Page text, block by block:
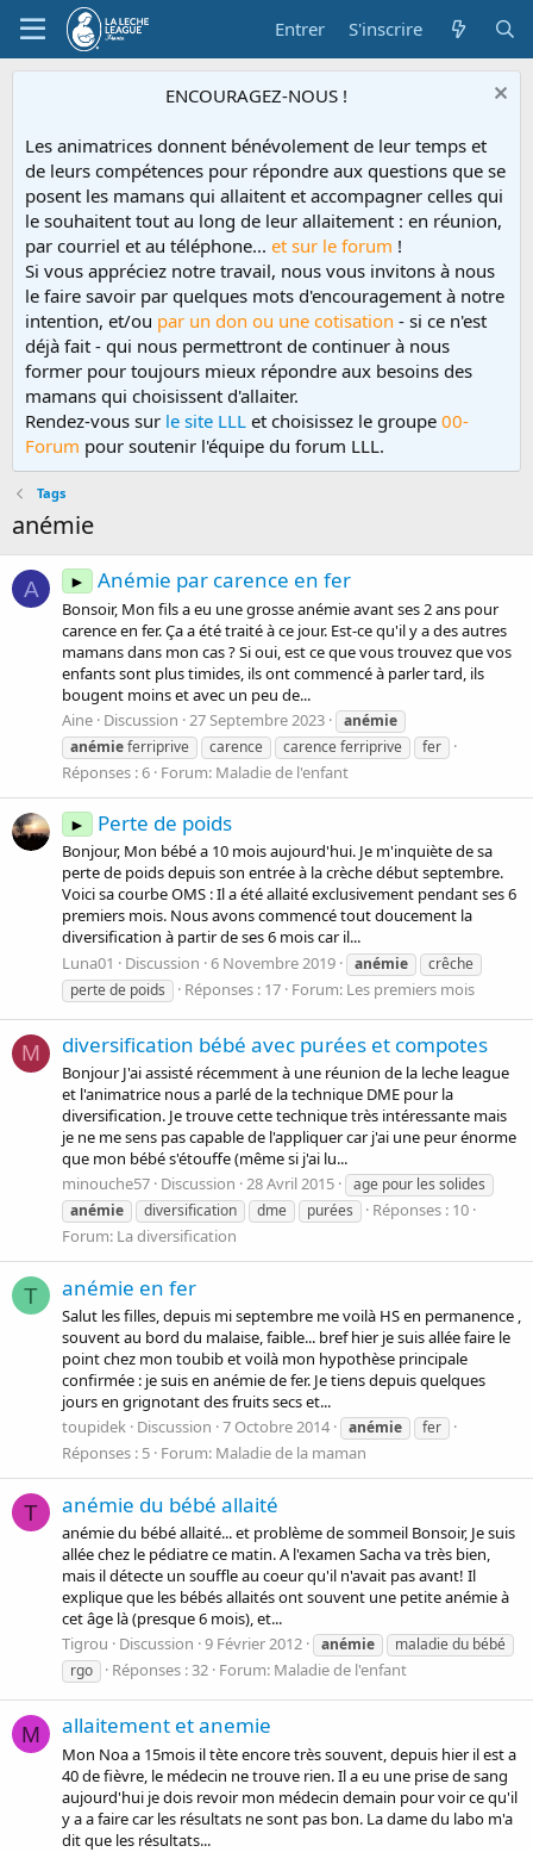
Entrer S'inscrire
ENCOURAGEZ-NOUS !
Les animatrices donnent bénévolement de leur temps et
de leurs compétences pour répondre aux questions que se
posent les mamans qui allaitent et accompagner celles qui
le souhaitent tout au long de leur allaitement : en réunion,
par courriel et au téléphone... et sur le forum !
Si vous appréciez notre travail, nous vous invitons à nous
le faire savoir par quelques mots d'encouragement à notre
intention, et/ou par un don ou une cotisation - si ce n'est
déjà fait - qui nous permettront de continuer à nous
former pour toujours mieux répondre aux besoins des
mamans qui choisissent d'allaiter.
Rendez-vous sur le site LLL et choisissez le groupe 00-
Forum pour soutenir l'équipe du forum LLL.
Tags
anémie
A ► Anémie par carence en fer
Bonsoir, Mon fils a eu une grosse anémie avant ses 2 ans pour
carence en fer. Ça a été traité à ce jour. Est-ce qu'il y a des autres
mamans dans mon cas ? Si oui, est ce que vous trouvez que vos
enfants sont plus timides, ils ont commencé à parler tard, ils
bougent moins et avec un peu de...
Aine Discussion 27 Septembre 2023
anémie
anémieferriprive carence carence ferriprive fer
Réponses : 6 Forum: Maladie de l'enfant
► Perte de poids
Bonjour, Mon bébé a 10 mois aujourd'hui. Je m'inquiète de sa
perte de poids depuis son entrée à la crèche début septembre.
Voici sa courbe OMS : Il a été allaité exclusivement pendant ses 6
premiers mois. Nous avons commencé tout doucement la
diversification à partir de ses 6 mois car il...
Luna01
Discussion 6 Novembre 2019 anémie
crêche
perte de poids
Réponses : 17 Forum: Les premiers mois
M diversification bébé avec purées et compotes
Bonjour J'ai assisté récemment à une réunion de la leche league
et l'animatrice nous a parlé de la technique DME pour la
diversification. Je trouve cette technique très intéressante mais
je ne me sens pas capable de l'appliquer car j'ai une peur énorme
que mon bébé s'étouffe (même si j'ai lu...
minouche57 Discussion 28 Avril 2015
age pour les solides
anémie
diversification dme purées
Réponses : 10
Forum: La diversification
T anémie en fer
Salut les filles, depuis mi septembre me voilà HS en permanence ,
souvent au bord du malaise, faible... bref hier je suis allée faire le
point chez mon toubib et voilà mon hypothèse principale
confirmée : je suis en anémie de fer. Je tiens depuis quelques
jours en grignotant des fruits secs et...
toupidek Discussion 7 Octobre 2014 anémie fer
Réponses : 5 Forum: Maladie de la maman
T anémie du bébé allaité
anémie du bébé allaité... et problème de sommeil Bonsoir, Je suis
allée chez le pédiatre ce matin. A l'examen Sacha va très bien,
mais il détecte un souffle au coeur qu'il n'avait pas avant! Il
explique que les bébés allaités ont souvent une petite anémie à
cet âge là (presque 6 mois), et...
Tigrou
Discussion 9 Février 2012 anémie
maladie du bébé
rgo
Réponses : 32 Forum: Maladie de l'enfant
M allaitement et anemie
Mon Noa a 15mois il tète encore très souvent, depuis hier il est a
40 de fièvre, le médecin ne trouve rien. Il a eu une prise de sang
aujourd'hui je dois revoir mon médecin demain pour voir ce qu'il
y a a faire car les résultats ne sont pas bon. La dame du labo m'a
dit que les résultats...